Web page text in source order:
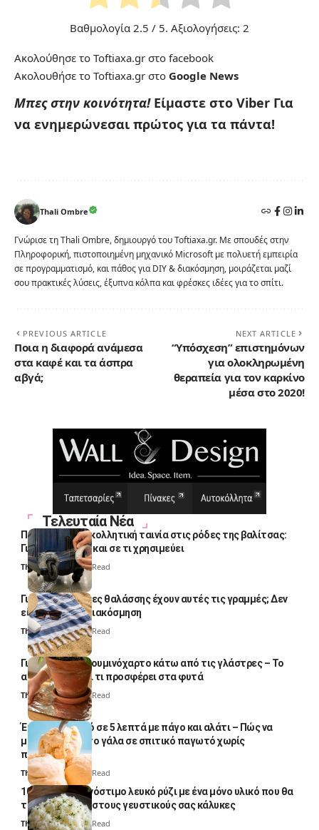
Βαθμολογία 2.5 / 5. Αξιολογήσεις: 2
Ακολούθησε το Toftiaxa.gr στο facebook
Ακολουθήσε το Toftiaxa.gr στο Google News
Μπες στην κοινότητα! Είμαστε στο Viber Για
να ενημερώνεσαι πρώτος για τα πάντα!
Thali Ombre
Γνώρισε τη Thali Ombre, δημιουργό του Toftiaxa.gr. Με σπουδές στην
Πληροφορική, πιστοποιημένη μηχανικό Microsoft με πολυετή εμπειρία
σε προγραμματισμό, και πάθος για DIY & διακόσμηση, μοιράζεται μαζί
σου πρακτικές λύσεις, έξυπνα κόλπα και φρέσκες ιδέες για το σπίτι.
PREVIOUS ARTICLE
Ποια η διαφορά ανάμεσα
στα καφέ και τα άσπρα
αβγά;
NEXT ARTICLE
“Υπόσχεση” επιστημόνων
για ολοκληρωμένη
θεραπεία για τον καρκίνο
μέσα στο 2020!
Τελευταία Νέα
Πολλοί βάζουν κολλητική ταινία στις ρόδες της βαλίτσας:
Γιατί το κάνουν και σε τι χρησιμεύει
Thali Ombre4 Min Read
Γιατί οι πετσέτες θαλάσσης έχουν αυτές τις γραμμές; Δεν
είναι μόνο για διακόσμηση
Thali Ombre5 Min Read
Γιατί βάζουν αλουμινόχαρτο κάτω από τις γλάστρες – Το
απλό κόλπο και τι προσφέρει στα φυτά
Thali Ombre4 Min Read
Έτοιμο παγωτό σε 5 λεπτά με πάγο και αλάτι – Πώς να
μετατρέψετε το γάλα σε σπιτικό παγωτό χωρίς
παγωτομηχανή
Thali Ombre 4 Min Read
10 φορές ποιο νόστιμο λευκό ρύζι με ένα μόνο υλικό που θα
το απογειώσει στους γευστικούς σας κάλυκες
Thali Ombre4 Min Read